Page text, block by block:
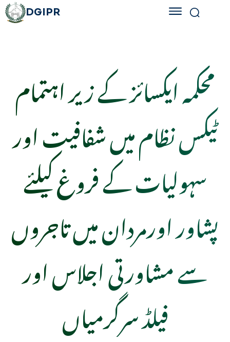
DGIPR
محکمہ ایکسائز کے زیر اہتمام
ٹیکس نظام میں شفافیت اور
سہولیات کے فروغ کیلئے
پشاور اورمردان میں تاجروں
سے مشاورتی اجلاس اور
فیلڈ سرگرمیاں